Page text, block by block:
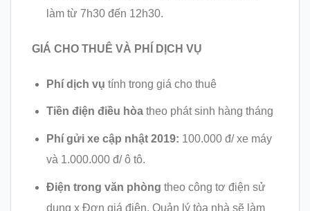
làm từ 7h30 đến 12h30.
GIÁ CHO THUÊ VÀ PHÍ DỊCH VỤ
Phí dịch vụ tính trong giá cho thuê
Tiền điện điều hòa theo phát sinh hàng tháng
Phí gửi xe cập nhật 2019: 100.000 đ/ xe máy
và 1.000.000 đ/ ô tô.
Điện trong văn phòng theo công tơ điện sử
dụng x Đơn giá điện. Quản lý tòa nhà sẽ làm